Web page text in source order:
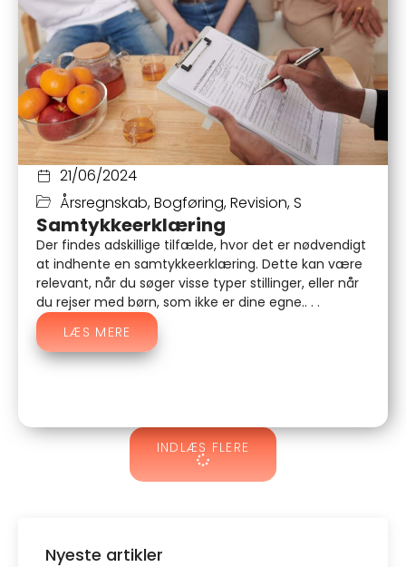
21/06/2024
Årsregnskab,Bogføring,Revision,S
Samtykkeerklæring
Der findes adskillige tilfælde, hvor det er nødvendigt
at indhente en samtykkeerklæring. Dette kan være
relevant, når du søger visse typer stillinger, eller når
du rejser med børn, som ikke er dine egne.. . .
LÆS MERE
INDLÆS FLERE
Nyeste artikler